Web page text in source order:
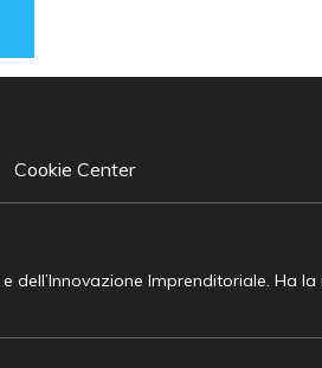
Cookie Center
Imprenditoriale. Ha